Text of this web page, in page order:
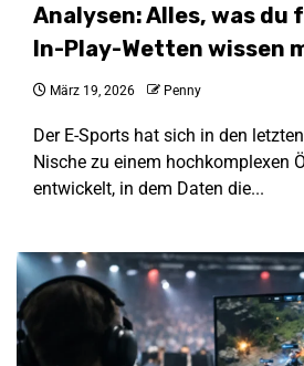
Analysen: Alles, was du
In-Play-Wetten wissen
März 19, 2026 Penny
Der E-Sports hat sich in den
Nische zu einem hochkomplexen
entwickelt, in dem Daten die...